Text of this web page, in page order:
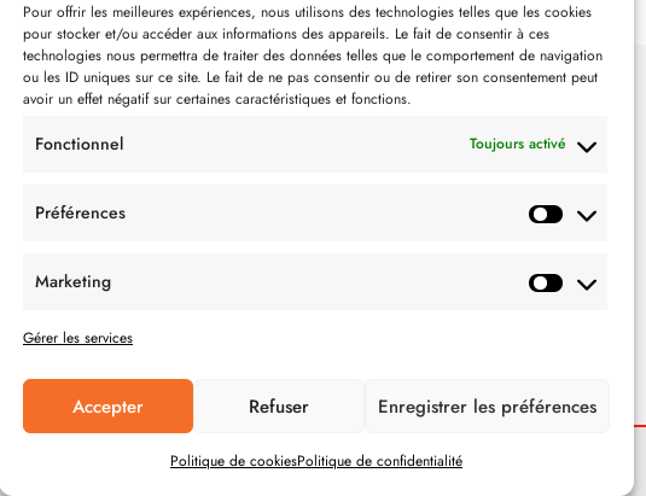
Pour offrir les meilleures expériences, nous utilisons des technologies telles que les cookies
pour stocker et/ou accéder aux informations des appareils. Le fait de consentir à ces
technologies nous permettra de traiter des données telles que le comportement de navigation
ou les ID uniques sur ce site. Le fait de ne pas consentir ou de retirer son consentement peut
avoir un effet négatif sur certaines caractéristiques et fonctions.
Fonctionnel Toujours activé
Préférences
Marketing
Gérer les services
Accepter Refuser Enregistrer les préférences
Politique de cookiesPolitique de confidentialité
SUIVEZ-NOUS
POLITIQUE DE CONFIDENTIALITÉ